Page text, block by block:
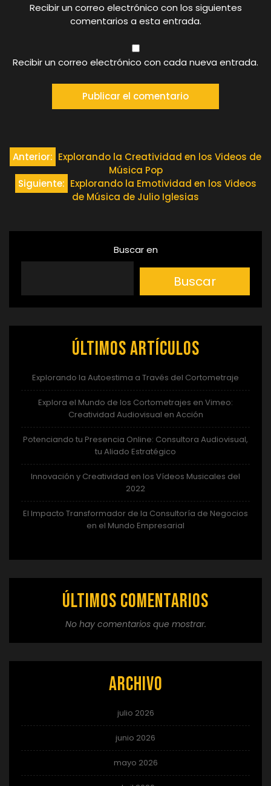
Recibir un correo electrónico con los siguientes
comentarios a esta entrada.
Recibir un correo electrónico con cada nueva entrada.
Navegación
de
entradas
Anterior: Explorando la Creatividad en los Videos de
Música Pop
Siguiente: Explorando la Emotividad en los Videos
de Música de Julio Iglesias
Buscar en
Buscar
Últimos artículos
Explorando la Autoestima a Través del Cortometraje
Explora el Mundo de los Cortometrajes en Vimeo:
Creatividad Audiovisual en Acción
Potenciando tu Presencia Online: Consultora Audiovisual,
tu Aliado Estratégico
Innovación y Creatividad en los Vídeos Musicales del
2022
El Impacto Transformador de la Consultoría de Negocios
en el Mundo Empresarial
Últimos comentarios
No hay comentarios que mostrar.
Archivo
julio 2026
junio 2026
mayo 2026